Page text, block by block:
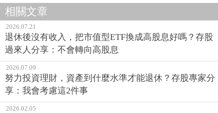
相關文章
2026.07.21
退休後沒有收入，把市值型ETF換成高股息好嗎？存股
過來人分享：不會轉向高股息
2026.07.09
努力投資理財，資產到什麼水準才能退休？存股專家分
享：我會考慮這2件事
2026.02.05